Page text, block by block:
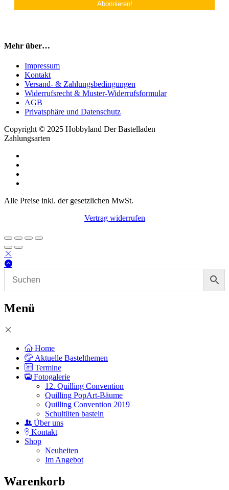
Mehr über…
Impressum
Kontakt
Versand- & Zahlungsbedingungen
Widerrufsrecht & Muster-Widerrufsformular
AGB
Privatsphäre und Datenschutz
Copyright © 2025 Hobbyland Der Bastelladen
Zahlungsarten
Alle Preise inkl. der gesetzlichen MwSt.
Vertrag widerrufen
Menü
Home
Aktuelle Bastelthemen
Termine
Fotogalerie
12. Quilling Convention
Quilling PopArt-Bäume
Quilling Convention 2019
Schultüten basteln
Über uns
Kontakt
Shop
Neuheiten
Im Angebot
Warenkorb